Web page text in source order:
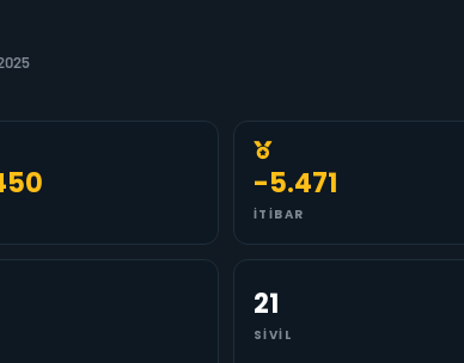
-5.471
İTIBAR
21
SIVIL